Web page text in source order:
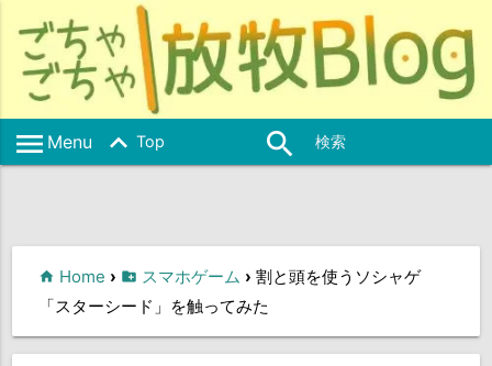
menu Menu keyboard_arrow_upTop search
Home › スマホゲーム › 割と頭を使うソシャゲ
「スターシード」を触ってみた